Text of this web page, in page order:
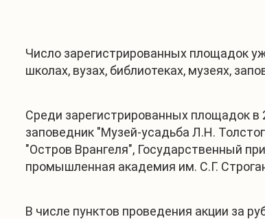
Число зарегистрированных площадок
школах, вузах, библиотеках, музеях,
Среди зарегистрированных площадок в
заповедник "Музей-усадьба Л.Н.
"Остров Врангеля", Государственный
промышленная академия им. С.Г.
В числе пунктов проведения акции за